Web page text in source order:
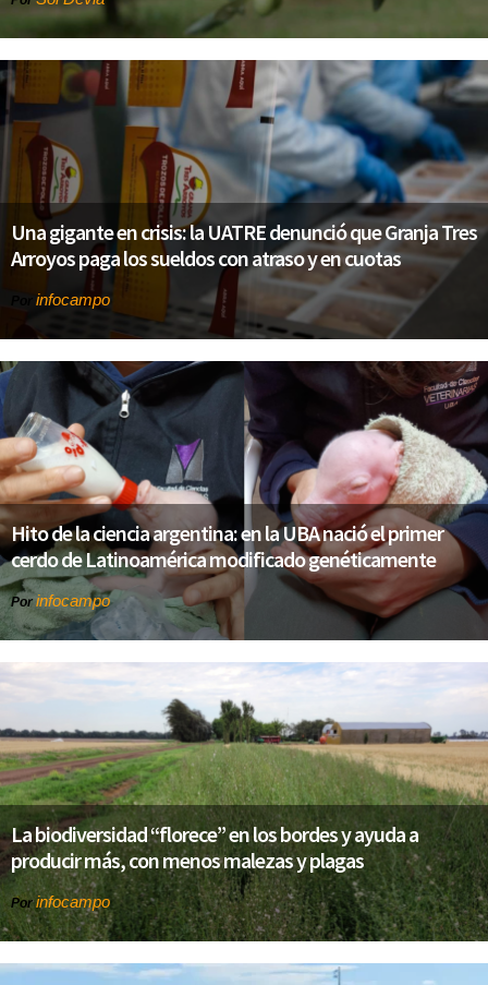
Una gigante en crisis: la UATRE denunció que Granja Tres
Arroyos paga los sueldos con atraso y en cuotas
infocampo
Hito de la ciencia argentina: en la UBA nació el primer
cerdo de Latinoamérica modificado genéticamente
Por infocampo
La biodiversidad “florece” en los bordes y ayuda a
producir más, con menos malezas y plagas
Porinfocampo